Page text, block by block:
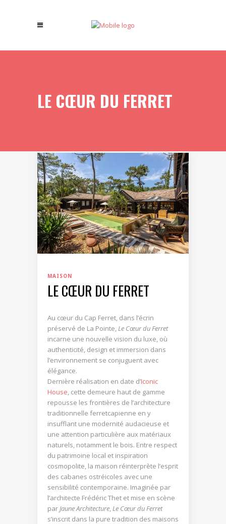
LE CŒUR DU FERRET
MAISON
LE CŒUR DU FERRET
Au cœur du Cap Ferret, dans l’écrin
préservé de La Pointe,Le Cœur du Ferret
incarne une nouvelle vision du luxe, où
authenticité, design et immersion dans
l’environnement se conjuguent avec
élégance.
Dernière réalisation en date d’Iconic
House, cette demeure haut de gamme
repousse les frontières de l’architecture
traditionnelle ferretcapienne en y
insufflant une modernité audacieuse et
une attention particulière aux matériaux
naturels, notamment le bois. Entre respect
du patrimoine local et inspiration
cosmopolite, la maison réinterprète l’esprit
des cabanes ostréicoles avec une
sensibilité contemporaine. Imaginée par
l’architecte Frédéric Thet et mise en scène
parJaune Architecture,Le Cœur du Ferret
s’inscrit dans la pure tradition des maisons